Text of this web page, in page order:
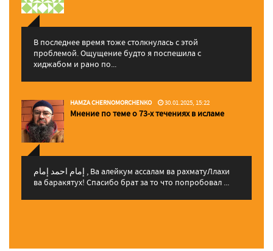
В последнее время тоже столкнулась с этой
проблемой. Ощущение будто я поспешила с
хиджабом и рано по...
HAMZA CHERNOMORCHENKO 30.01.2025, 15:22
Мнение по теме о 73-х течениях в исламе
إمام احمد إمام , Ва алейкум ассалам ва рахматуЛлахи
ва баракятух! Спасибо брат за то что попробовал ...